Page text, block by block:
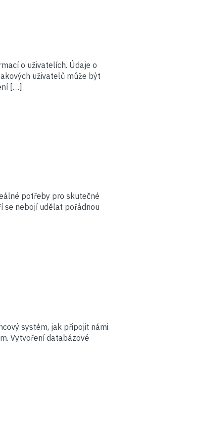
o uživatelích. Údaje o
uživatelů může být
[…]
potřeby pro skutečné
se nebojí udělat pořádnou
systém, jak připojit námi
Vytvoření databázové